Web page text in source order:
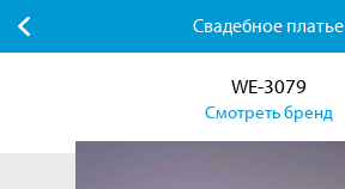
Свадебное платье
WE-3079
Смотреть бренд